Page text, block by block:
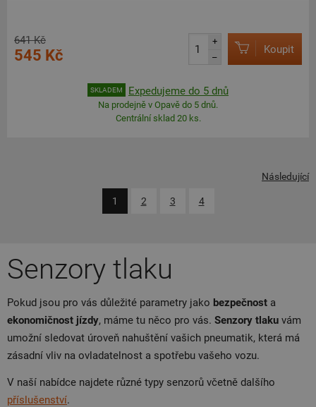
641 Kč
545 Kč
+
–
Koupit
SKLADEM Expedujeme do 5 dnů
Na prodejně v Opavě do 5 dnů.
Centrální sklad 20 ks.
1 2 3 4
Následující
Senzory tlaku
Pokud jsou pro vás důležité parametry jako bezpečnost a
ekonomičnost jízdy, máme tu něco pro vás. Senzory tlaku vám
umožní sledovat úroveň nahuštění vašich pneumatik, která má
zásadní vliv na ovladatelnost a spotřebu vašeho vozu.
V naší nabídce najdete různé typy senzorů včetně dalšího
příslušenství.